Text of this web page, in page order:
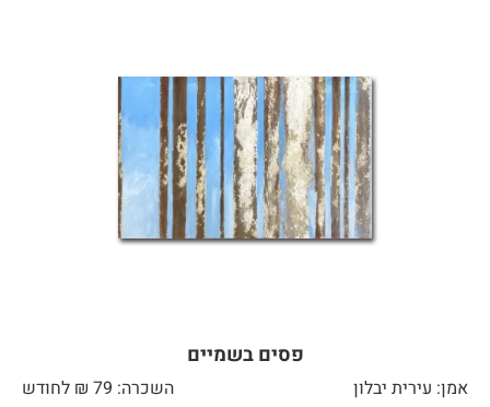
פסים בשמיים
אמן: עירית יבלון
השכרה: 79 ₪ לחודש